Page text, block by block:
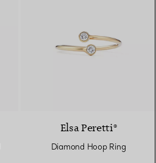
Elsa Peretti®
Diamond Hoop Ring